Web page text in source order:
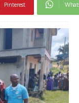
Pinterest